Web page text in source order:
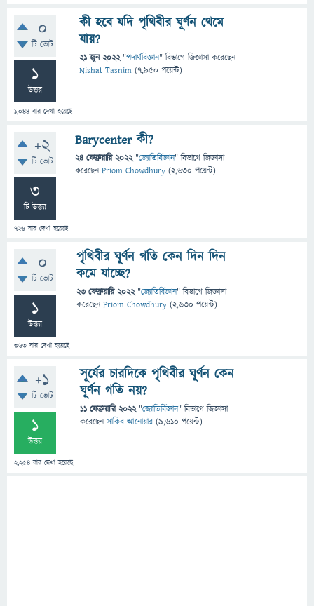
0
টি ভোট
1
উত্তর
1,044 বার দেখা হয়েছে
কী হবে যদি পৃথিবীর ঘূর্ণন থেমে
যায়?
21 জুন 2022 "পদার্থবিজ্ঞান" বিভাগে জিজ্ঞাসাকরেছেন
Nishat Tasnim (7,950 পয়েন্ট)
+2
টি ভোট
3
টি উত্তর
726 বার দেখা হয়েছে
Barycenter কী?
24 ফেব্রুয়ারি 2022 "জ্যোতির্বিজ্ঞান" বিভাগে জিজ্ঞাসা
করেছেনPriom Chowdhury (2,630 পয়েন্ট)
0
টি ভোট
1
উত্তর
363 বার দেখা হয়েছে
পৃথিবীর ঘূর্ণন গতি কেন দিন দিন
কমে যাচ্ছে?
23 ফেব্রুয়ারি 2022 "জ্যোতির্বিজ্ঞান" বিভাগে জিজ্ঞাসা
করেছেনPriom Chowdhury (2,630 পয়েন্ট)
+1
টি ভোট
1
উত্তর
2,254 বার দেখা হয়েছে
সূর্যের চারদিকে পৃথিবীর ঘূর্ণন কেন
ঘূর্ণন গতি নয়?
11 ফেব্রুয়ারি 2022 "জ্যোতির্বিজ্ঞান" বিভাগে জিজ্ঞাসা
করেছেনসাকিব আনোয়ার (9,610 পয়েন্ট)